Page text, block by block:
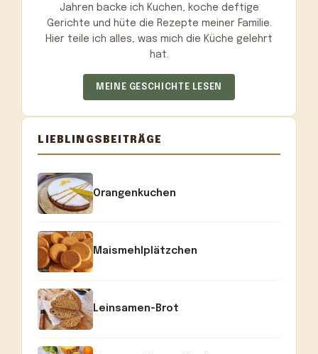
Jahren backe ich Kuchen, koche deftige
Gerichte und hüte die Rezepte meiner Familie.
Hier teile ich alles, was mich die Küche gelehrt
hat.
MEINE GESCHICHTE LESEN
LIEBLINGSBEITRÄGE
Orangenkuchen
Maismehlplätzchen
Leinsamen-Brot